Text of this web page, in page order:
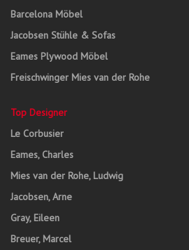
Barcelona Möbel
Jacobsen Stühle & Sofas
Eames Plywood Möbel
Freischwinger Mies van der Rohe
Top Designer
Le Corbusier
Eames, Charles
Mies van der Rohe, Ludwig
Jacobsen, Arne
Gray, Eileen
Breuer, Marcel